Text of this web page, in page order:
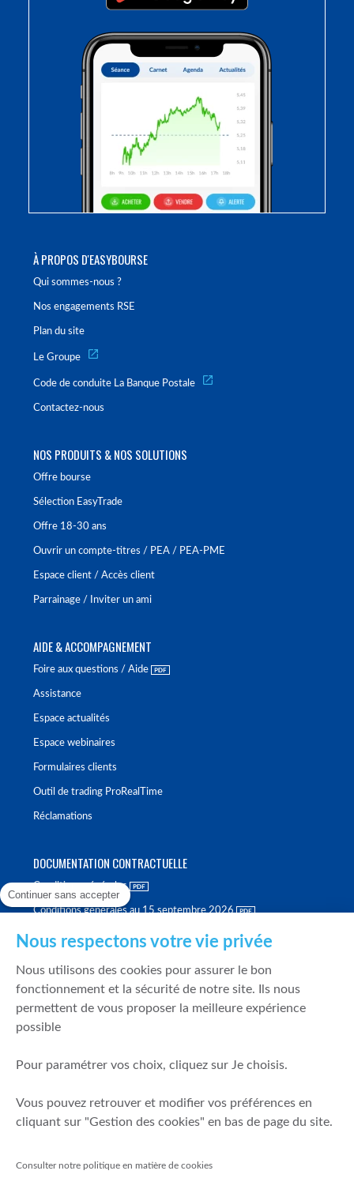
À PROPOS D'EASYBOURSE
Qui sommes-nous ?
Nos engagements RSE
Plan du site
Le Groupe
Code de conduite La Banque Postale
Contactez-nous
NOS PRODUITS & NOS SOLUTIONS
Offre bourse
Sélection EasyTrade
Offre 18-30 ans
Ouvrir un compte-titres / PEA / PEA-PME
Espace client / Accès client
Parrainage / Inviter un ami
AIDE & ACCOMPAGNEMENT
Foire aux questions / Aide
Assistance
Espace actualités
Espace webinaires
Formulaires clients
Outil de trading ProRealTime
Réclamations
DOCUMENTATION CONTRACTUELLE
Conditions générales
Conditions générales au 15 septembre 2026
Politique de meilleure sélection
Politique de durabilité
Fonds de garantie des dépôts et de résolution
Mentions légales
Prévention de la fraude
Continuer sans accepter
Nous respectons votre vie privée
Nous utilisons des cookies pour assurer le bon
fonctionnement et la sécurité de notre site. Ils nous
permettent de vous proposer la meilleure expérience
possible
Pour paramétrer vos choix, cliquez sur Je choisis.
Vous pouvez retrouver et modifier vos préférences en
cliquant sur "Gestion des cookies" en bas de page du site.
Consulter notre politique en matière de cookies